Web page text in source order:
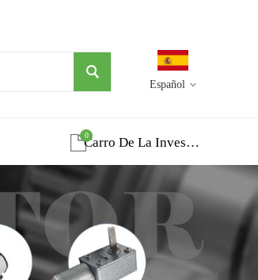
Español
Carro De La Investigacion
0